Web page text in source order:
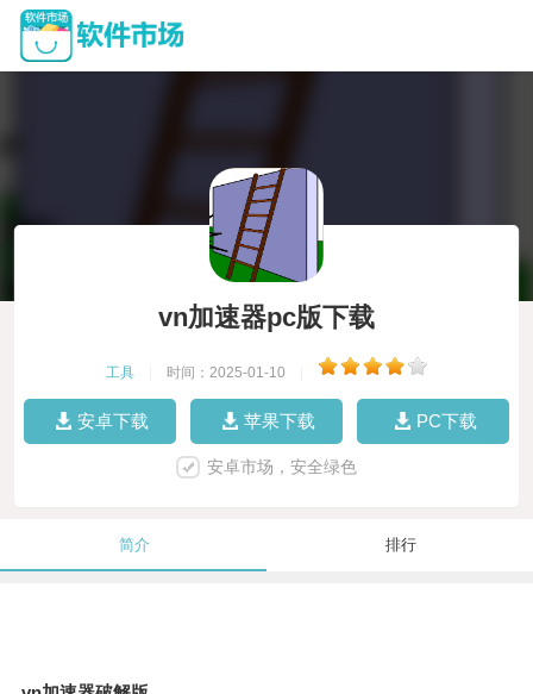
vn加速器pc版下载
工具 时间：2025-01-10
安卓下载 苹果下载 PC下载
安卓市场，安全绿色
简介 排行